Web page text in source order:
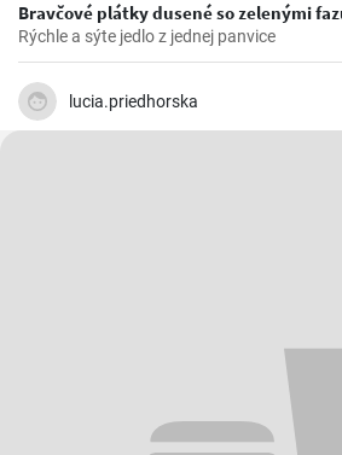
Bravčové plátky dusené so zelenými
Rýchle a sýte jedlo z jednej panvice
lucia.priedhorska